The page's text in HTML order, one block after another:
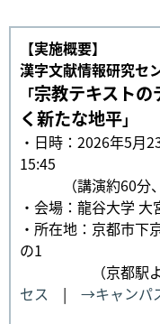
【実施概要】
漢字文献情報研究セ
「宗教テキスト
く新たな地平」
・日時：2026年5月
15:45
（講演約60分、
・会場：龍谷大学
・所在地：京都市下
の1
（京都駅より
セス | →キャンパ